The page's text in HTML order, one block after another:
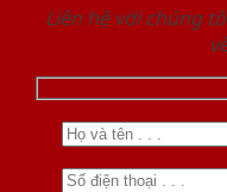
Liên hệ với chúng